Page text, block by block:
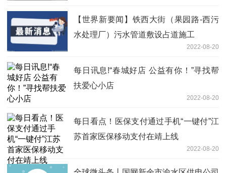
【世界新要闻】铁西大街（果园路-西污
水处理厂）污水管道敷设占道施工
2022-08-20
每日讯息!“春城好店 公益有你！”寻找帮
扶爱心小店
2022-08-20
每日看点！医保支付通过手机“一键付”江
苏首家医保移动支付在靖上线
2022-08-20